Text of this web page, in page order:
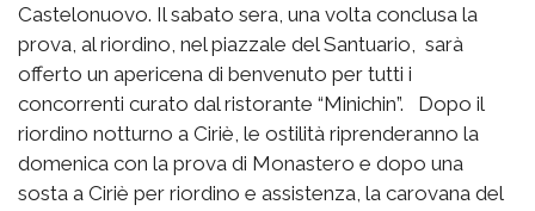
Castelonuovo. Il sabato sera, una volta conclusa la
prova, al riordino, nel piazzale del Santuario, sarà
offerto un apericena di benvenuto per tutti i
concorrenti curato dal ristorante “Minichin”. Dopo il
riordino notturno a Ciriè, le ostilità riprenderanno la
domenica con la prova di Monastero e dopo una
sosta a Ciriè per riordino e assistenza, la carovana del